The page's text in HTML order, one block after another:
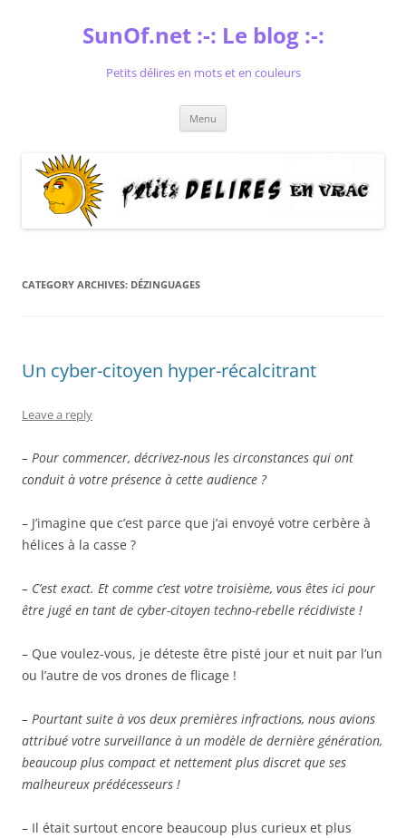
SunOf.net :-: Le blog :-:
Petits délires en mots et en couleurs
Menu
CATEGORY ARCHIVES: DÉZINGUAGES
Un cyber-citoyen hyper-récalcitrant
Leave a reply
– Pour commencer, décrivez-nous les circonstances qui ont
conduit à votre présence à cette audience ?
– J’imagine que c’est parce que j’ai envoyé votre cerbère à
hélices à la casse ?
– C’est exact. Et comme c’est votre troisième, vous êtes ici pour
être jugé en tant de cyber-citoyen techno-rebelle récidiviste !
– Que voulez-vous, je déteste être pisté jour et nuit par l’un
ou l’autre de vos drones de flicage !
– Pourtant suite à vos deux premières infractions, nous avions
attribué votre surveillance à un modèle de dernière génération,
beaucoup plus compact et nettement plus discret que ses
malheureux prédécesseurs !
– Il était surtout encore beaucoup plus curieux et plus